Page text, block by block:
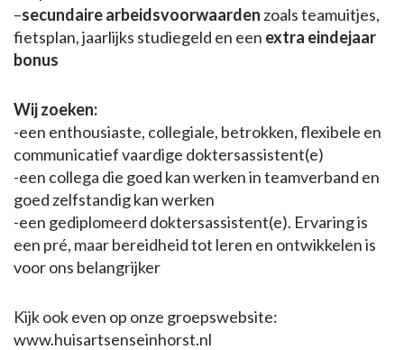
–secundaire arbeidsvoorwaarden zoals teamuitjes,
fietsplan, jaarlijks studiegeld en een extra eindejaar
bonus
Wij zoeken:
-een enthousiaste, collegiale, betrokken, flexibele en
communicatief vaardige doktersassistent(e)
-een collega die goed kan werken in teamverband en
goed zelfstandig kan werken
-een gediplomeerd doktersassistent(e). Ervaring is
een pré, maar bereidheid tot leren en ontwikkelen is
voor ons belangrijker
Kijk ook even op onze groepswebsite:
www.huisartsenseinhorst.nl